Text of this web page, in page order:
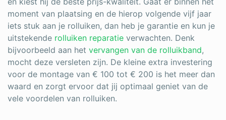
moment van plaatsing en de hierop volgende vijf jaar
iets stuk aan je rolluiken, dan heb je garantie en kun je
uitstekende rolluiken reparatie verwachten. Denk
bijvoorbeeld aan het vervangen van de rolluikband,
mocht deze versleten zijn. De kleine extra investering
voor de montage van € 100 tot € 200 is het meer dan
waard en zorgt ervoor dat jij optimaal geniet van de
vele voordelen van rolluiken.